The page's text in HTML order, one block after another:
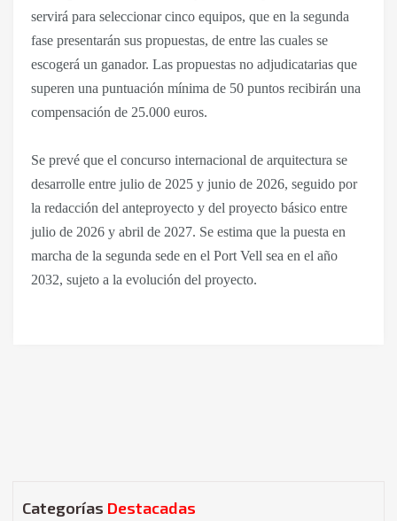
servirá para seleccionar cinco equipos, que en la segunda
fase presentarán sus propuestas, de entre las cuales se
escogerá un ganador. Las propuestas no adjudicatarias que
superen una puntuación mínima de 50 puntos recibirán una
compensación de 25.000 euros.
Se prevé que el concurso internacional de arquitectura se
desarrolle entre julio de 2025 y junio de 2026, seguido por
la redacción del anteproyecto y del proyecto básico entre
julio de 2026 y abril de 2027. Se estima que la puesta en
marcha de la segunda sede en el Port Vell sea en el año
2032, sujeto a la evolución del proyecto.
Categorías Destacadas